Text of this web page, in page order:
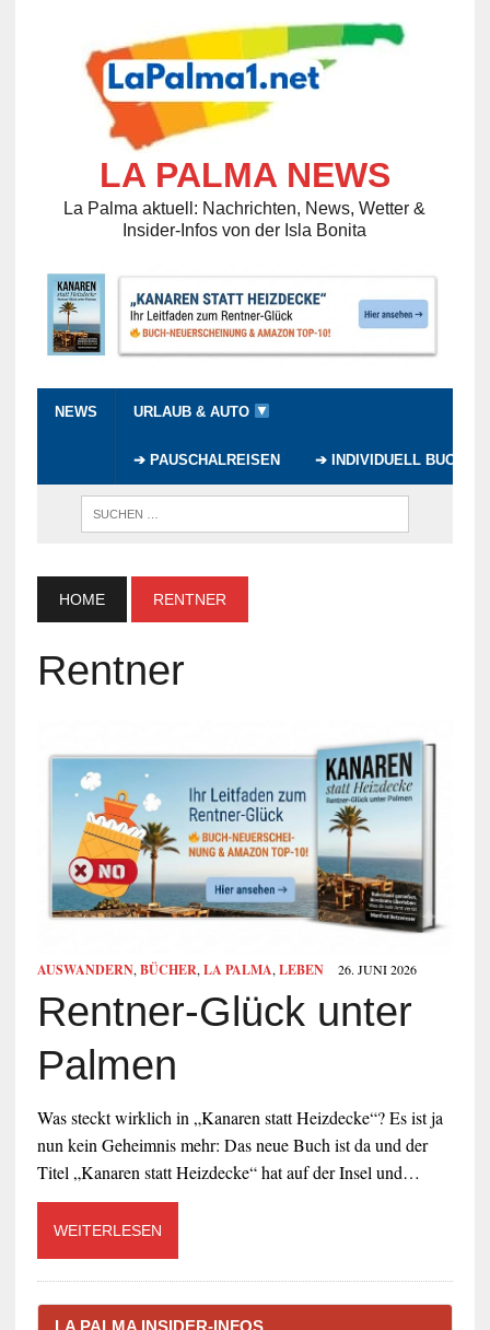
LA PALMA NEWS
La Palma aktuell: Nachrichten, News, Wetter &
Insider-Infos von der Isla Bonita
NEWS URLAUB & AUTO
➔ PAUSCHALREISEN ➔ INDIVIDUELL BUCHEN
HOME RENTNER
Rentner
AUSWANDERN,BÜCHER,LA PALMA,LEBEN 26. JUNI 2026
Rentner-Glück unter
Palmen
Was steckt wirklich in „Kanaren statt Heizdecke“? Es ist ja
nun kein Geheimnis mehr: Das neue Buch ist da und der
Titel „Kanaren statt Heizdecke“ hat auf der Insel und…
WEITERLESEN